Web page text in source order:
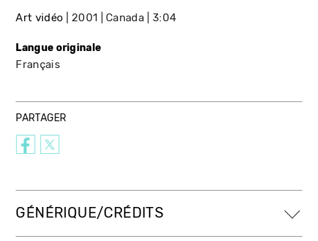
Art vidéo 2001 Canada 3:04
Langue originale
Français
PARTAGER
GÉNÉRIQUE/CRÉDITS